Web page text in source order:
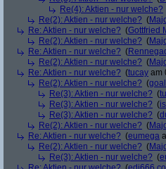
Re(4): Aktien - nur welche?
Re(2): Aktien - nur welche? (
Re: Aktien - nur welche? (Gottfried
Re(2): Aktien - nur welche? (
Re: Aktien - nur welche? (
Re(2): Aktien - nur welche? (
Re: Aktien - nur welche? (tucay am
Re(2): Aktien - nur welche? (
Re(3): Aktien - nur welche? (
Re(3): Aktien - nur welche? (
Re(3): Aktien - nur welche? (
Re(2): Aktien - nur welche? (
Re: Aktien - nur welche? (eumega
Re(2): Aktien - nur welche? (
Re(3): Aktien - nur welche? (